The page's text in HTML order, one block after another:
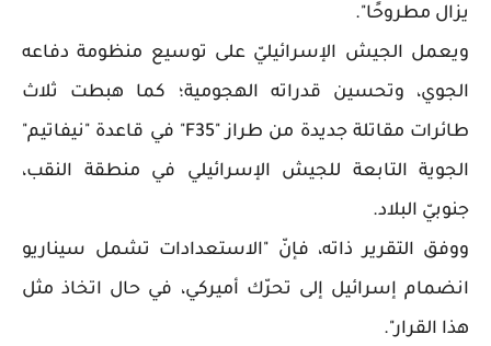
يزال مطروحًا".
ويعمل الجيش الإسرائيليّ على توسيع منظومة دفاعه
الجوي، وتحسين قدراته الهجومية؛ كما هبطت ثلاث
طائرات مقاتلة جديدة من طراز "F35" في قاعدة "نيفاتيم"
الجوية التابعة للجيش الإسرائيلي في منطقة النقب،
جنوبيّ البلاد.
ووفق التقرير ذاته، فإنّ "الاستعدادات تشمل سيناريو
انضمام إسرائيل إلى تحرّك أميركي، في حال اتخاذ مثل
هذا القرار".